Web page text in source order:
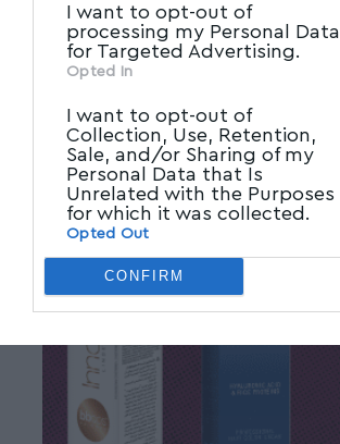
I want to opt-out of
processing my Personal Data
for Targeted Advertising.
Opted In
I want to opt-out of
Collection, Use, Retention,
Sale, and/or Sharing of my
Personal Data that Is
Unrelated with the Purposes
for which it was collected.
Opted Out
CONFIRM